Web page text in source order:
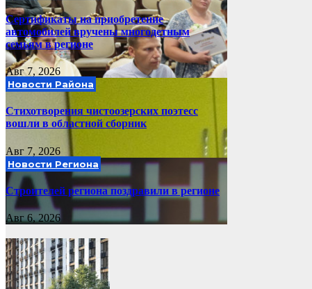
Сертификаты на приобретение
автомобилей вручены многодетным
семьям в регионе
Авг 7, 2026
Новости Района
Стихотворения чистоозерских поэтесс
вошли в областной сборник
Авг 7, 2026
Новости Региона
Строителей региона поздравили в регионе
Авг 6, 2026